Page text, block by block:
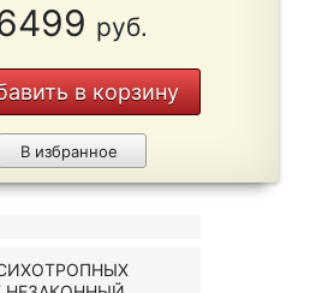
руб.
в корзину
В избранное